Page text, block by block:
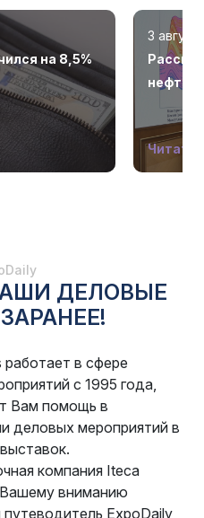
на 8,5%
3
Читать
ДЕЛОВЫЕ
в сфере
с 1995 года,
Вам помощь в
деловых мероприятий в
компания Iteca
Вашему вниманию
ExpoDaily